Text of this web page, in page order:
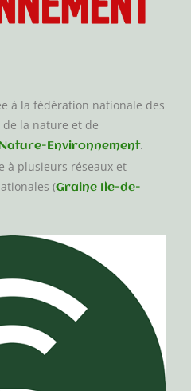
à la fédération nationale des
la nature et de
Environnement.
à plusieurs réseaux et
(Graine Ile-de-